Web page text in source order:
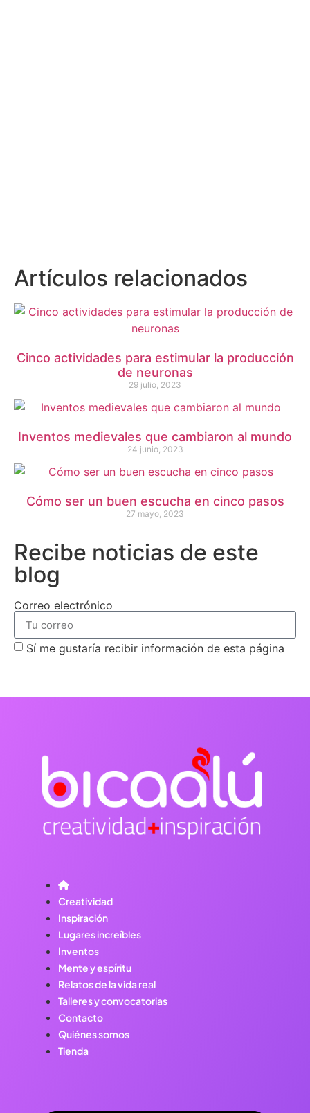
Artículos relacionados
Cinco actividades para estimular la producción
de neuronas
29 julio, 2023
Inventos medievales que cambiaron al mundo
24 junio, 2023
Cómo ser un buen escucha en cinco pasos
27 mayo, 2023
Recibe noticias de este
blog
Correo electrónico
Sí me gustaría recibir información de esta página
Creatividad
Inspiración
Lugares increíbles
Inventos
Mente y espíritu
Relatos de la vida real
Talleres y convocatorias
Contacto
Quiénes somos
Tienda